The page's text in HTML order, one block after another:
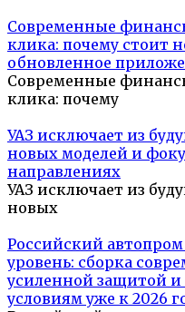
Современные
клика: почему стоит
обновленное
Современные
клика: почему
УАЗ исключает из
новых моделей и
направлениях
УАЗ исключает из
новых
Российский
уровень: сборка
усиленной защитой
условиям уже к 2026